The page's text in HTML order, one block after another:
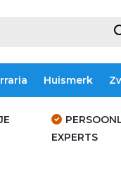
Huismerk
EXPERTS